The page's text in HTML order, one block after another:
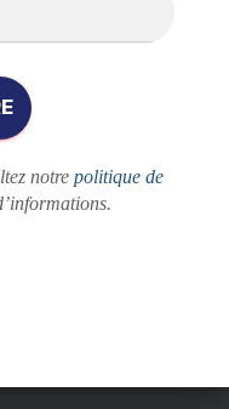
notre politique de